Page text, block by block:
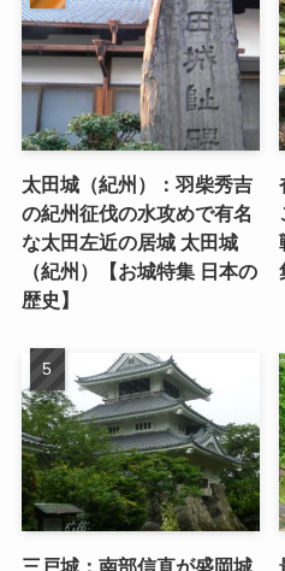
太田城（紀州）：羽柴秀吉
の紀州征伐の水攻めで有名
な太田左近の居城 太田城
（紀州）【お城特集 日本の
歴史】
三戸城：南部信直が盛岡城